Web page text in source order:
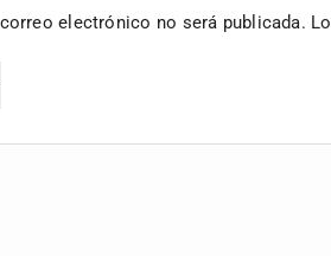
electrónico no será publicada.